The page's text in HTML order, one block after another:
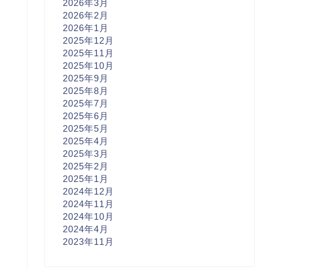
2026年3月
2026年2月
2026年1月
2025年12月
2025年11月
2025年10月
2025年9月
2025年8月
2025年7月
2025年6月
2025年5月
2025年4月
2025年3月
2025年2月
2025年1月
2024年12月
2024年11月
2024年10月
2024年4月
2023年11月